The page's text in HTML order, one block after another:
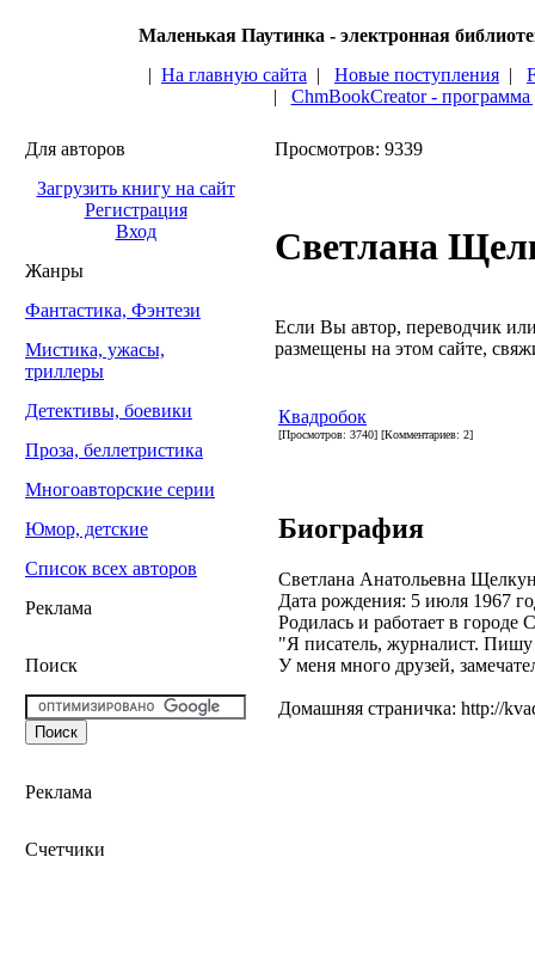
Маленькая Паутинка - электронная
| На главную сайта | Новые поступления |
| ChmBookCreator -
Для авторов
Загрузить книгу на сайт
Регистрация
Вход
Жанры
Фантастика, Фэнтези
Мистика, ужасы,
триллеры
Детективы, боевики
Проза, беллетристика
Многоавторские серии
Юмор, детские
Список всех авторов
Реклама
Поиск
Реклама
Счетчики
Просмотров: 9339
Светлана
Если Вы автор, переводчик
размещены на этом сайте,
Квадробок
[Просмотров: 3740] [Комментариев: 2]
Биография
Светлана Анатольевна
Дата рождения: 5 июля 1967
Родилась и работает в городе
"Я писатель, журналист.
У меня много друзей,
Домашняя страничка: http://